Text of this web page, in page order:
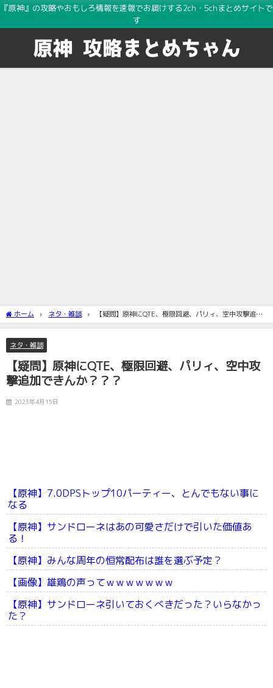
『原神』の攻略やおもしろ情報を速報でお届けする2ch・5chまとめサイトで
す
ホーム ネタ・雑談
【疑問】原神にQTE、極限回避、パリィ、空中攻撃追加
できんか？？？
ネタ・雑談
【疑問】原神にQTE、極限回避、パリィ、空中攻
撃追加できんか？？？
2023年4月15日
【原神】7.0DPSトップ10パーティー、とんでもない事に
なる
【原神】サンドローネはあの可愛さだけで引いた価値あ
る！
【原神】みんな周年の恒常配布は誰を選ぶ予定？
【画像】雄鶏の声ってｗｗｗｗｗｗｗ
【原神】サンドローネ引いておくべきだった？いらなかっ
た？